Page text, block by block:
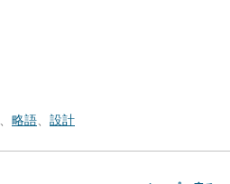
略語 設計